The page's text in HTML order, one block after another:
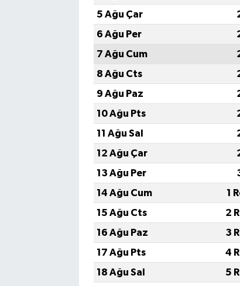
5 Ağu Çar
6 Ağu Per
7 Ağu Cum
8 Ağu Cts
9 Ağu Paz
10 Ağu Pts
11 Ağu Sal
12 Ağu Çar
13 Ağu Per
14 Ağu Cum
1
15 Ağu Cts
2
16 Ağu Paz
3
17 Ağu Pts
4
18 Ağu Sal
5